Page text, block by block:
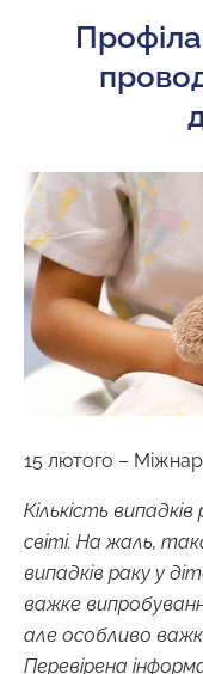
15 лютого –
Кількість
світі. На жаль,
випадків раку у
важке
але особливо
Перевірена